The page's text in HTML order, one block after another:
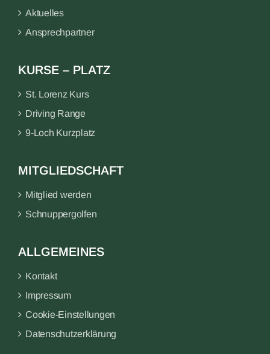
Aktuelles
Ansprechpartner
KURSE – PLATZ
St. Lorenz Kurs
Driving Range
9-Loch Kurzplatz
MITGLIEDSCHAFT
Mitglied werden
Schnuppergolfen
ALLGEMEINES
Kontakt
Impressum
Cookie-Einstellungen
Datenschutzerklärung